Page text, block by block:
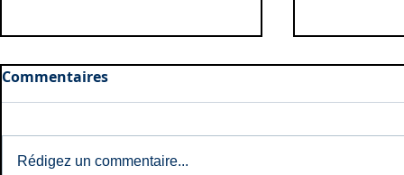
Commentaires
Rédigez un commentaire...